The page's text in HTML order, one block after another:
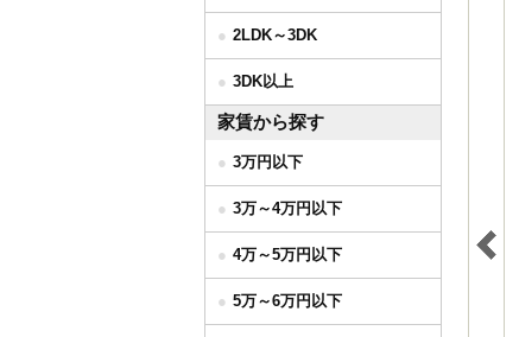
2LDK～3DK
3DK以上
家賃から探す
3万円以下
3万～4万円以下
4万～5万円以下
5万～6万円以下